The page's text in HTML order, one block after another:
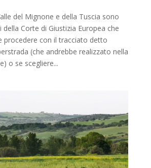
del Mignone e della Tuscia sono
Corte di Giustizia Europea che
procedere con il tracciato detto
(che andrebbe realizzato nella
o se scegliere...